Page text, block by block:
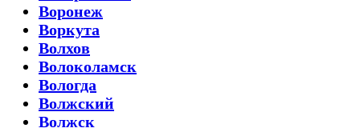
Воронеж
Воркута
Волхов
Волоколамск
Вологда
Волжский
Волжск